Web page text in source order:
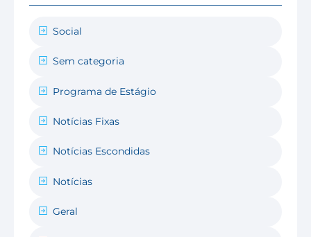
Social
Sem categoria
Programa de Estágio
Notícias Fixas
Notícias Escondidas
Notícias
Geral